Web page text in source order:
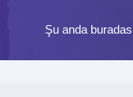
Şu anda